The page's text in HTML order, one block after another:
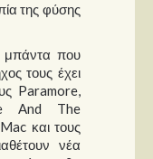
της φύσης
μπάντα που
τους έχει
Paramore,
And The
και τους
νέα